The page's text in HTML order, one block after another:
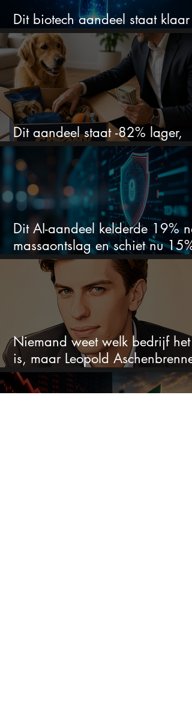
Dit biotech aandeel staat klaar
voor een flinke rally
Dit aandeel staat -82% lager,
terwijl het bedrijf gewoon groeit
Dit AI-aandeel kelderde 19% na
massaontslag en schiet nu 15%
omhoog
Niemand weet welk bedrijf het
is, maar Leopold Aschenbrenner
zet er nu $500 miljoen op